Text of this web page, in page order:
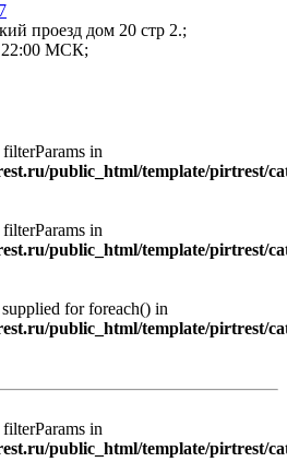
проезд дом 20 стр 2.;
22:00 МСК;
in
public_html/template/pirtrest/
in
public_html/template/pirtrest/
for foreach() in
public_html/template/pirtrest/
in
public_html/template/pirtrest/